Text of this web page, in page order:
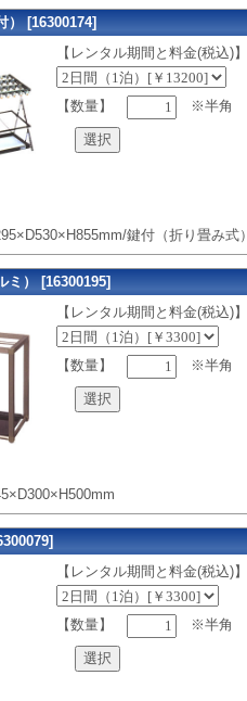
） [16300174]
【レンタル期間と料金(税込)】
【数量】 ※半角
鍵付（折り畳み式）
ミ） [16300195]
【レンタル期間と料金(税込)】
【数量】 ※半角
【レンタル期間と料金(税込)】
【数量】 ※半角